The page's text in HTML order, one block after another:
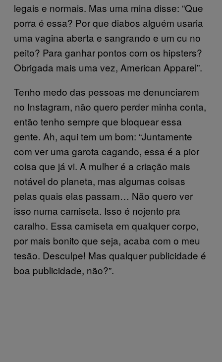
legais e normais. Mas uma mina disse: “Que
porra é essa? Por que diabos alguém usaria
uma vagina aberta e sangrando e um cu no
peito? Para ganhar pontos com os hipsters?
Obrigada mais uma vez, American Apparel”.
Tenho medo das pessoas me denunciarem
no Instagram, não quero perder minha conta,
então tenho sempre que bloquear essa
gente. Ah, aqui tem um bom: “Juntamente
com ver uma garota cagando, essa é a pior
coisa que já vi. A mulher é a criação mais
notável do planeta, mas algumas coisas
pelas quais elas passam… Não quero ver
isso numa camiseta. Isso é nojento pra
caralho. Essa camiseta em qualquer corpo,
por mais bonito que seja, acaba com o meu
tesão. Desculpe! Mas qualquer publicidade é
boa publicidade, não?”.